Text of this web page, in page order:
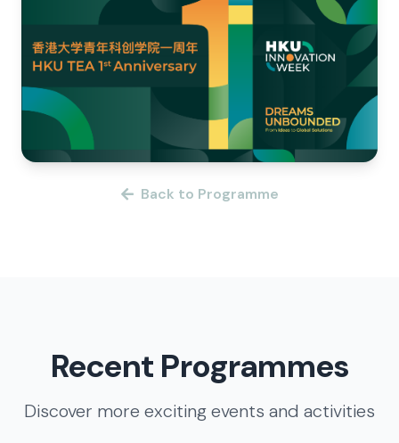
Back to Programme
Recent Programmes
Discover more exciting events and activities